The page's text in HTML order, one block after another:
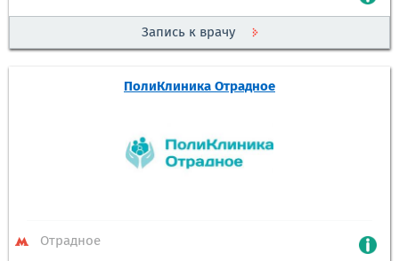
Запись к врачу
ПолиКлиника Отрадное
Отрадное